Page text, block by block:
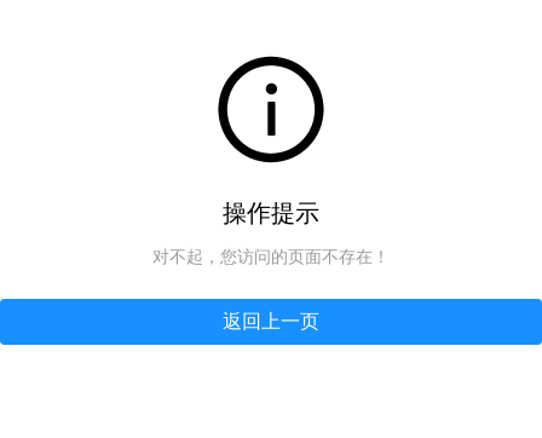
操作提示
对不起，您访问的页面不存在！
返回上一页